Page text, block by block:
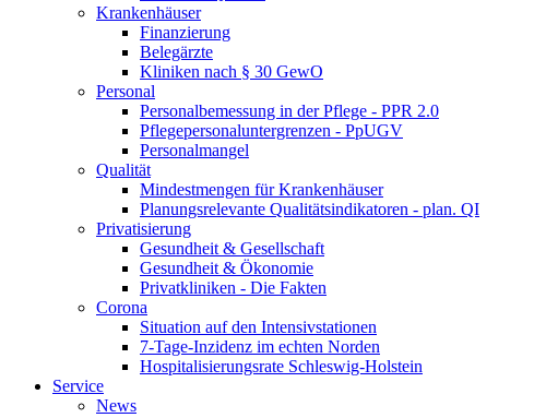
Krankenhäuser
Finanzierung
Belegärzte
Kliniken nach § 30 GewO
Personal
Personalbemessung in der Pflege - PPR 2.0
Pflegepersonal­untergrenzen - PpUGV
Personalmangel
Qualität
Mindestmengen für Krankenhäuser
Planungsrelevante Qualitätsindikatoren - plan. QI
Privatisierung
Gesundheit & Gesellschaft
Gesundheit & Ökonomie
Privatkliniken - Die Fakten
Corona
Situation auf den Intensivstationen
7-Tage-Inzidenz im echten Norden
Hospitalisierungsrate Schleswig-Holstein
Service
News